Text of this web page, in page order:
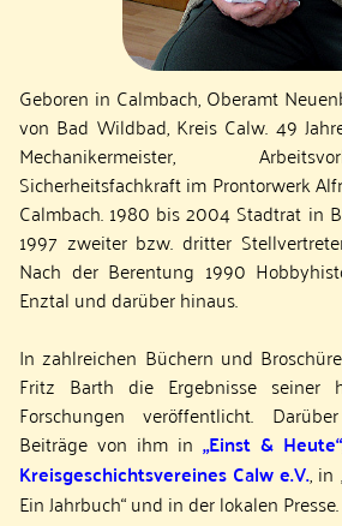
Geboren in Calmbach, Oberamt
von Bad Wildbad, Kreis Calw. 49
Mechanikermeister,
Sicherheitsfachkraft im Prontorwerk
Calmbach. 1980 bis 2004 Stadt­rat in
1997 zweiter bzw. dritter
Nach der Berentung 1990
Enztal und darüber hinaus.
In zahlreichen Büchern und
Fritz Barth die Ergebnisse seiner
Forschungen veröffentlicht.
Beiträge von ihm in „Einst &
Kreis­ge­schichts­vereines Calw e.V., in
Ein Jahrbuch“ und in der lokalen Presse.